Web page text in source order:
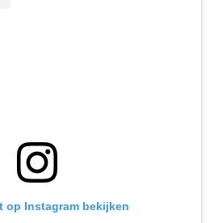
op Instagram bekijken